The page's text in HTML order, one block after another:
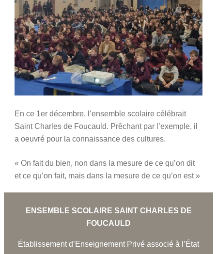
En ce 1er décembre, l’ensemble scolaire célébrait
Saint Charles de Foucauld. Prêchant par l’exemple, il
a oeuvré pour la connaissance des cultures.
« On fait du bien, non dans la mesure de ce qu’on dit
et ce qu’on fait, mais dans la mesure de ce qu’on est »
ENSEMBLE SCOLAIRE SAINT CHARLES DE
FOUCAULD
Établissement d’Enseignement Privé associé à l’État